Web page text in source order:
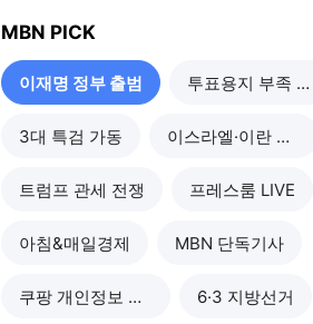
MBN PICK
이재명 정부 출범 투표용지 부족 사태
3대 특검 가동 이스라엘·이란 전쟁
트럼프 관세 전쟁 프레스룸 LIVE
아침&매일경제 MBN 단독기사
쿠팡 개인정보 유출 6·3 지방선거